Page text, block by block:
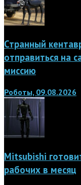
Странный
отправиться на
миссию
Роботы, 09.08.2026
Mitsubishi
рабочих в месяц